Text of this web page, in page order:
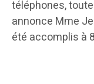
téléphones,
annonce Mme
été accomplis à